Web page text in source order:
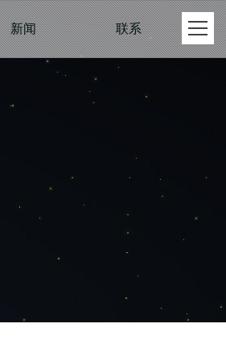
新闻 联系